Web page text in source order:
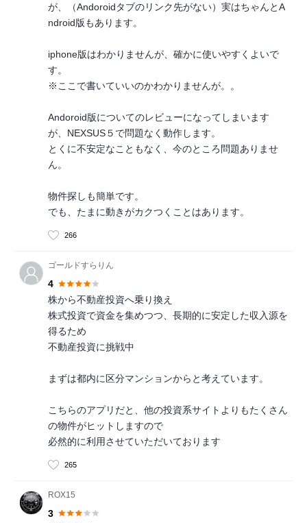
が、（Andoroidタブのリンク先がない）実はちゃんとA
ndroid版もあります。
iphone版はわかりませんが、確かに使いやすくよいで
す。
※ここで書いていいのかわかりませんが。。
Andoroid版についてのレビューになってしまいます
が、NEXSUS５で問題なく動作します。
とくに不安定なこともなく、今のところ問題ありませ
ん。
物件探しも簡単です。
でも、たまに動きがカクつくことはあります。
266
ゴールドすらりん
4
株から不動産投資へ乗り換え
株式投資で資金を集めつつ、長期的に安定した収入源を
得るため
不動産投資に挑戦中
まずは都内に区分マンションからと考えています。
こちらのアプリだと、他の投資系サイトよりもたくさん
の物件がヒットしますので
必然的に利用させていただいております
265
ROX15
3